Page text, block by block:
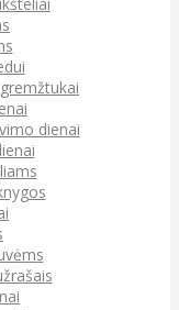
dienai